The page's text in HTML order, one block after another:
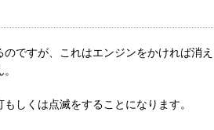
ですが、これはエンジンをかければ消え
しくは点滅をすることになります。